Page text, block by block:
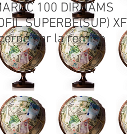
100 DIRHAMS
SUPERBE(SUP) XF
par la remise